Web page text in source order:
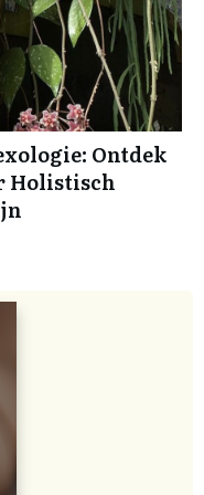
Ontdek
Holistisch